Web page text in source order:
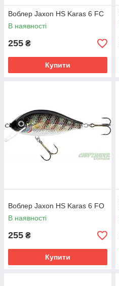
Воблер Jaxon HS Karas 6 FC
В наявності
255 ₴
Купити
Воблер Jaxon HS Karas 6 FO
В наявності
255 ₴
Купити